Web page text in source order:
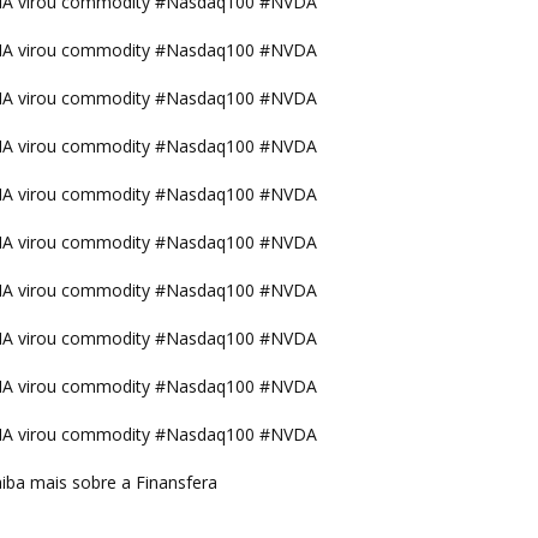
virou commodity #Nasdaq100 #NVDA
virou commodity #Nasdaq100 #NVDA
virou commodity #Nasdaq100 #NVDA
virou commodity #Nasdaq100 #NVDA
virou commodity #Nasdaq100 #NVDA
virou commodity #Nasdaq100 #NVDA
virou commodity #Nasdaq100 #NVDA
virou commodity #Nasdaq100 #NVDA
virou commodity #Nasdaq100 #NVDA
mais sobre a Finansfera